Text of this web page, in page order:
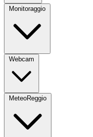
Monitoraggio
Webcam
MeteoReggio